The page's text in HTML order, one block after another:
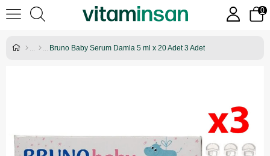
0
Bruno Baby Serum Damla 5 ml x 20 Adet 3 Adet